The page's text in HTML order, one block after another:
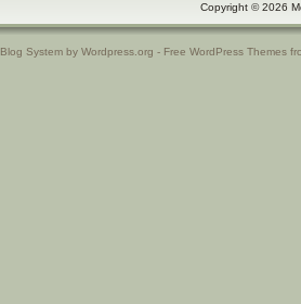
Copyright © 2026
Blog System by Wordpress.org - Free WordPress Themes